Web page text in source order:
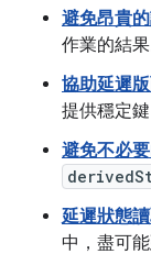
避免昂貴
作業的結果
協助延遲
提供穩定
避免不必
延遲狀態
中，盡可能